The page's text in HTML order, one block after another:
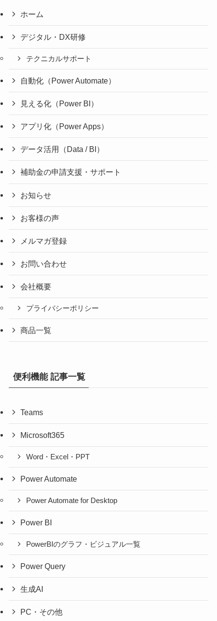
ホーム
デジタル・DX研修
テクニカルサポート
自動化（Power Automate）
見える化（Power BI）
アプリ化（Power Apps）
データ活用（Data / BI）
補助金の申請支援・サポート
お知らせ
お客様の声
メルマガ登録
お問い合わせ
会社概要
プライバシーポリシー
商品一覧
便利機能 記事一覧
Teams
Microsoft365
Word・Excel・PPT
Power Automate
Power Automate for Desktop
Power BI
PowerBIのグラフ・ビジュアル一覧
Power Query
生成AI
PC・その他